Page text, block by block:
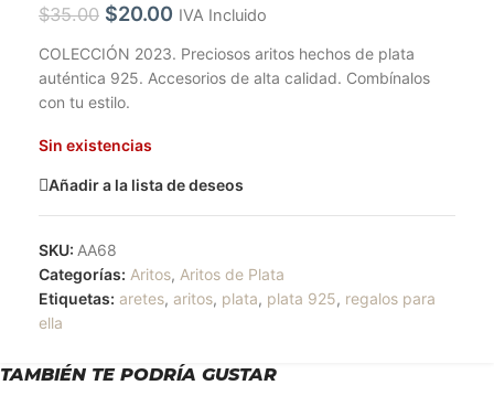
$35.00 $20.00 IVA Incluido
COLECCIÓN 2023. Preciosos aritos hechos de plata
auténtica 925. Accesorios de alta calidad. Combínalos
con tu estilo.
Sin existencias
Añadir a la lista de deseos
SKU: AA68
Categorías: Aritos, Aritos de Plata
Etiquetas: aretes, aritos, plata, plata 925, regalos para
ella
TAMBIÉN TE PODRÍA GUSTAR